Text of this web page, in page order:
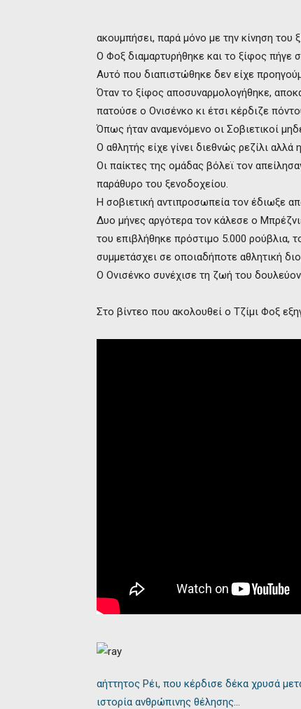
ακουμπήσει, παρά μόνο με την κίνηση του
Ο Φοξ διαμαρτυρήθηκε και το ξίφος πήγε
Αυτό που διαπιστώθηκε δεν είχε
Όταν το ξίφος αποσυναρμολογήθηκε,
πατούσε ο Ονισένκο κι έτσι κέρδιζε
Όπως ήταν αναμενόμενο οι Σοβιετικοί
Ο αθλητής είχε γίνει διεθνώς ρεζίλι
Οι παίκτες της ομάδας βόλεϊ τον
παράθυρο του ξενοδοχείου.
Η σοβιετική αντιπροσωπεία τον έδιωξε
Δυο μήνες αργότερα τον κάλεσε ο
του επιβλήθηκε πρόστιμο 5.000 ρούβλια,
συμμετάσχει σε οποιαδήποτε αθλητική
Ο Ονισένκο συνέχισε τη ζωή του
Στο βίντεο που ακολουθεί ο Τζίμι Φοξ
αήττητος Ρέι, που κέρδισε δέκα χρυσά
ιστορία ανθρώπινης θέλησης…